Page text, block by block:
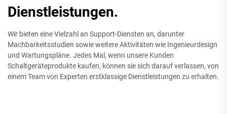
Dienstleistungen.
Wir bieten eine Vielzahl an Support-Diensten an, darunter
Machbarkeitsstudien sowie weitere Aktivitäten wie Ingenieurdesign
und Wartungspläne. Jedes Mal, wenn unsere Kunden
Schaltgeräteprodukte kaufen, können sie sich darauf verlassen, von
einem Team von Experten erstklassige Dienstleistungen zu erhalten.